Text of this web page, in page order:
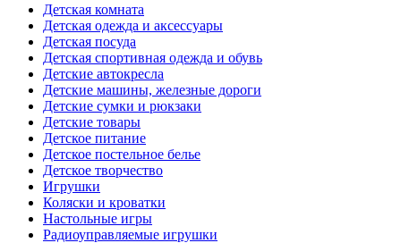
Детская комната
Детская одежда и аксессуары
Детская посуда
Детская спортивная одежда и обувь
Детские автокресла
Детские машины, железные дороги
Детские сумки и рюкзаки
Детские товары
Детское питание
Детское постельное белье
Детское творчество
Игрушки
Коляски и кроватки
Настольные игры
Радиоуправляемые игрушки